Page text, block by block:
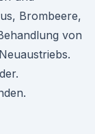
Brombeere,
von